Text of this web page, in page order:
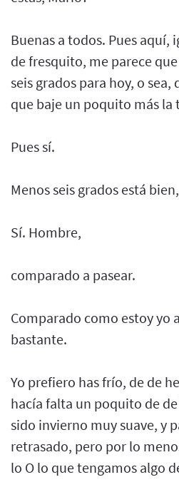
Buenas a todos. Pues aquí,
de fresquito, me parece
seis grados para hoy, o sea,
que baje un poquito más la
Pues sí.
Menos seis grados está bien,
Sí. Hombre,
comparado a pasear.
Comparado como estoy yo
bastante.
Yo prefiero has frío, de de
hacía falta un poquito de
sido invierno muy suave, y
retrasado, pero por lo
lo O lo que tengamos algo